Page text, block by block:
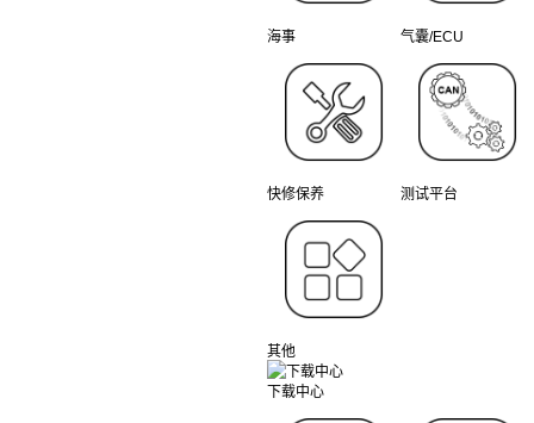
海事 气囊/ECU
快修保养 测试平台
其他
下载中心